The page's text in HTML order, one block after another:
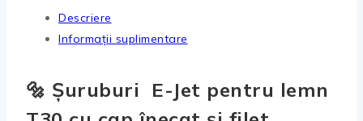
Descriere
Informații suplimentare
🔩 Șuruburi E-Jet pentru lemn